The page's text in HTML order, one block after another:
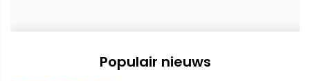
Populair nieuws